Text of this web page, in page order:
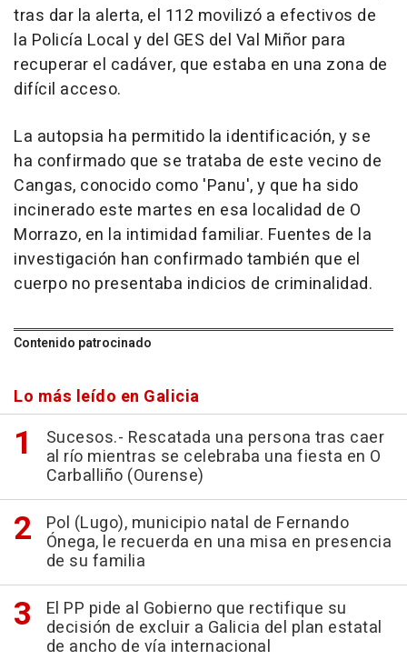
tras dar la alerta, el 112 movilizó a efectivos de
la Policía Local y del GES del Val Miñor para
recuperar el cadáver, que estaba en una zona de
difícil acceso.
La autopsia ha permitido la identificación, y se
ha confirmado que se trataba de este vecino de
Cangas, conocido como 'Panu', y que ha sido
incinerado este martes en esa localidad de O
Morrazo, en la intimidad familiar. Fuentes de la
investigación han confirmado también que el
cuerpo no presentaba indicios de criminalidad.
Contenido patrocinado
Lo más leído en Galicia
Sucesos.- Rescatada una persona tras caer
al río mientras se celebraba una fiesta en O
Carballiño (Ourense)
Pol (Lugo), municipio natal de Fernando
Ónega, le recuerda en una misa en presencia
de su familia
El PP pide al Gobierno que rectifique su
decisión de excluir a Galicia del plan estatal
de ancho de vía internacional